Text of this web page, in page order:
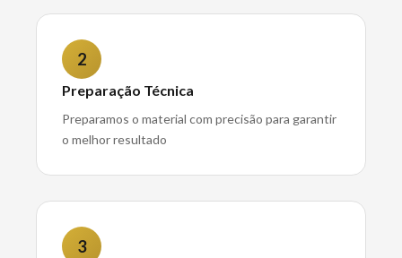
2
Preparação Técnica
Preparamos o material com precisão para garantir
o melhor resultado
3